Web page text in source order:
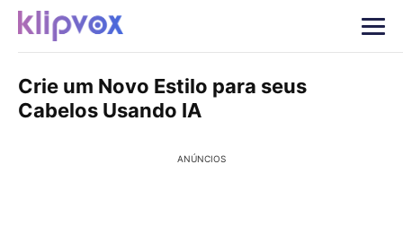
Crie um Novo Estilo para seus
Cabelos Usando IA
ANÚNCIOS